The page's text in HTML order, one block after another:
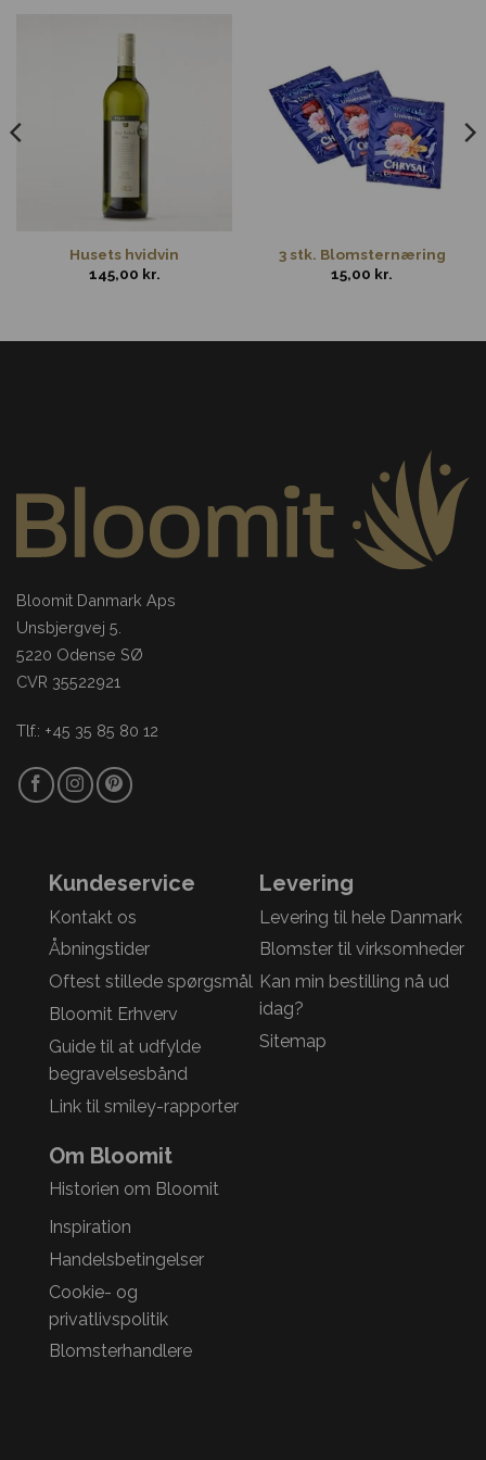
Husets hvidvin
145,00 kr.
3 stk. Blomsternæring
15,00 kr.
Bloomit Danmark Aps
Unsbjergvej 5.
5220 Odense SØ
CVR 35522921
Tlf.: +45 35 85 80 12
Kundeservice
Kontakt os
Åbningstider
Oftest stillede spørgsmål
Bloomit Erhverv
Guide til at udfylde
begravelsesbånd
Link til smiley-rapporter
Levering
Levering til hele Danmark
Blomster til virksomheder
Kan min bestilling nå ud
idag?
Sitemap
Om Bloomit
Historien om Bloomit
Inspiration
Handelsbetingelser
Cookie- og
privatlivspolitik
Blomsterhandlere